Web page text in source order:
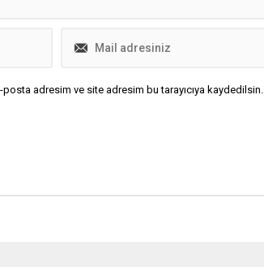
posta adresim ve site adresim bu tarayıcıya kaydedilsin.